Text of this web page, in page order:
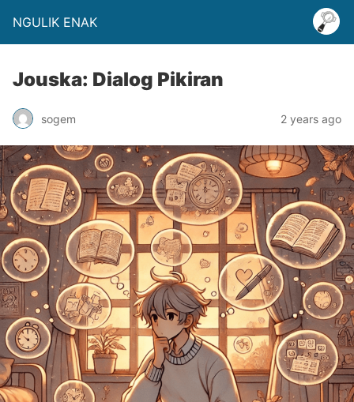
NGULIK ENAK
Jouska: Dialog Pikiran
sogem 2 years ago